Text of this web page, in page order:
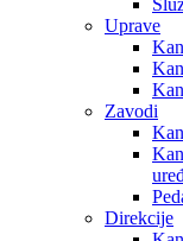
Uprave
Zavodi
Direkcije